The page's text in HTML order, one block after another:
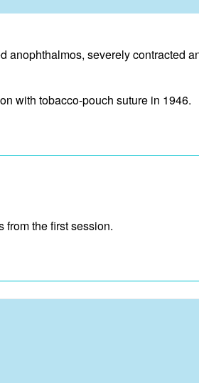
anophthalmos, severely contracted
with tobacco-pouch suture in 1946.
from the first session.